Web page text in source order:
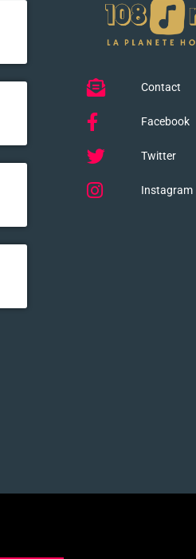
Contact
Facebook
Twitter
Instagram